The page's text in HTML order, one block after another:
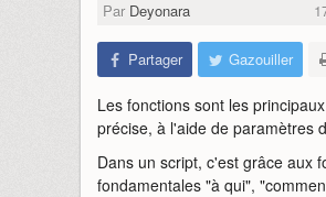
Par Deyonara
Partager Gazouiller
Les fonctions sont les
précise, à l'aide de paramètres
Dans un script, c'est grâce aux
fondamentales "à qui",